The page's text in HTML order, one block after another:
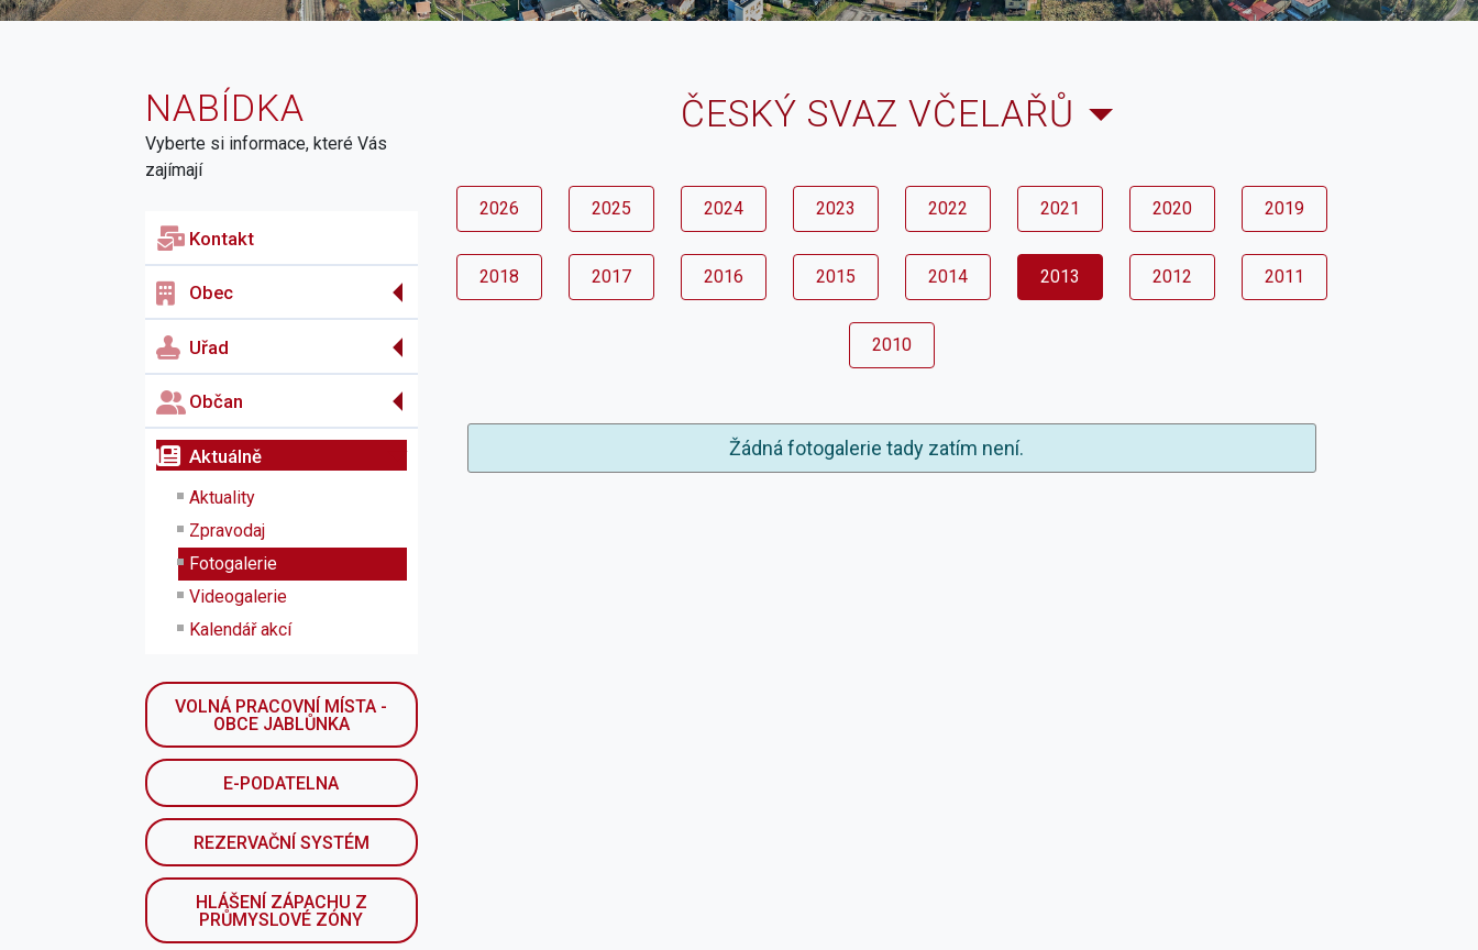
NABÍDKA
Vyberte si informace, které Vás
zajímají
Kontakt
Obec
Uřad
Občan
Aktuálně
Aktuality
Zpravodaj
Fotogalerie
Videogalerie
Kalendář akcí
VOLNÁ PRACOVNÍ MÍSTA -
OBCE JABLŮNKA
E-PODATELNA
REZERVAČNÍ SYSTÉM
HLÁŠENÍ ZÁPACHU Z
PRŮMYSLOVÉ ZÓNY
ČESKÝ SVAZ VČELAŘŮ
2026 2025 2024 2023 2022 2021 2020 2019
2018 2017 2016 2015 2014 2013 2012 2011
2010
Žádná fotogalerie tady zatím není.